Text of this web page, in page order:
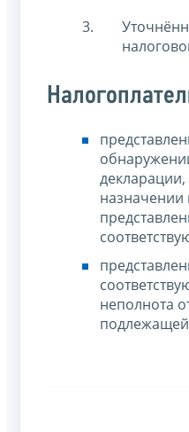
назначении
неполнота
подлежащей